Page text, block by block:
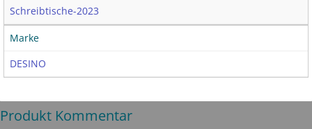
Schreibtische-2023
Marke
DESINO
Produkt Kommentar